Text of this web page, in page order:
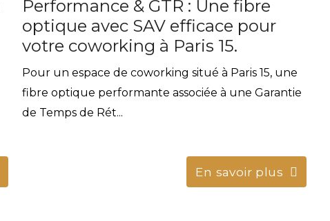
Performance & GTR : Une fibre
optique avec SAV efficace pour
votre coworking à Paris 15.
Pour un espace de coworking situé à Paris 15, une
fibre optique performante associée à une Garantie
de Temps de Rét...
En savoir plus